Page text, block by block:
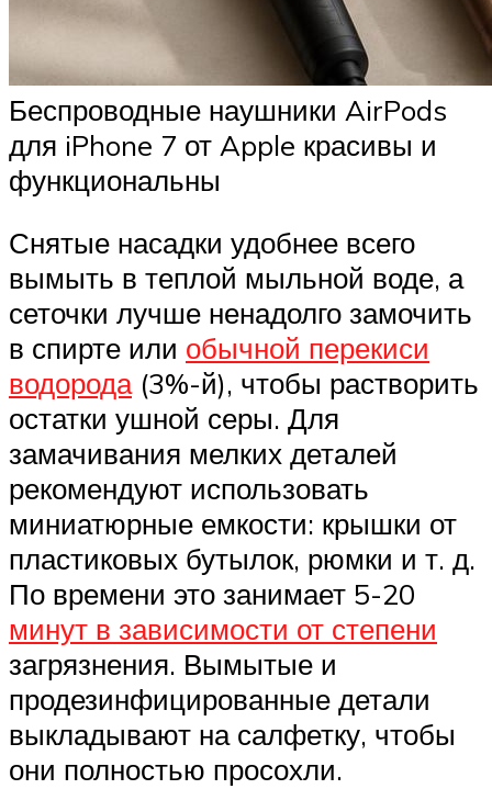
Беспроводные наушники AirPods
для iPhone 7 от Apple красивы и
функциональны
Снятые насадки удобнее всего
вымыть в теплой мыльной воде, а
сеточки лучше ненадолго замочить
в спирте или обычной перекиси
водорода(3%-й), чтобы растворить
остатки ушной серы. Для
замачивания мелких деталей
рекомендуют использовать
миниатюрные емкости: крышки от
пластиковых бутылок, рюмки и т. д.
По времени это занимает 5-20
минут в зависимости от степени
загрязнения. Вымытые и
продезинфицированные детали
выкладывают на салфетку, чтобы
они полностью просохли.